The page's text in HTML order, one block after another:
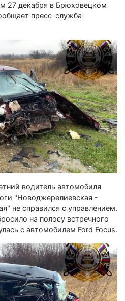
27 декабря в Брюховецком
пресс-служба
водитель автомобиля
"Новоджерелиевская -
не справился с управлением.
на полосу встречного
с автомобилем Ford Focus.